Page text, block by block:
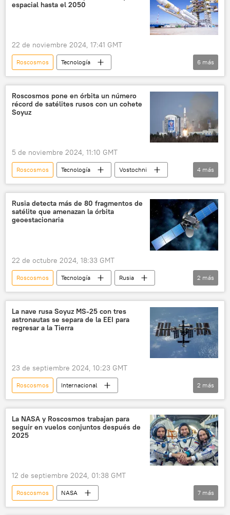
espacial hasta el 2050
22 de noviembre 2024, 17:41 GMT
Roscosmos
Tecnología
🚀 Conquista espacial
Rusia
Yuri Borísov
Zevs (remolcador espacial)
Grifon (satélites)
Marte
6 más
Roscosmos pone en órbita un número
récord de satélites rusos con un cohete
Soyuz
5 de noviembre 2024, 11:10 GMT
Roscosmos Tecnología
Vostochni
Soyuz-2.1b
🚀 Conquista espacial
espacio
satélites
4 más
Rusia detecta más de 80 fragmentos de
satélite que amenazan la órbita
geoestacionaria
22 de octubre 2024, 18:33 GMT
Roscosmos Tecnología
Rusia
Intelsat
espacio
2 más
La nave rusa Soyuz MS-25 con tres
astronautas se separa de la EEI para
regresar a la Tierra
23 de septiembre 2024, 10:23 GMT
Roscosmos
Internacional
🚀 Conquista espacial
Rusia
2 más
La NASA y Roscosmos trabajan para
seguir en vuelos conjuntos después de
2025
12 de septiembre 2024, 01:38 GMT
Roscosmos
NASA
Estación Espacial Internacional (EEI)
7 más